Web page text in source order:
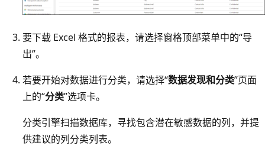
要下载 Excel 格式的报表，请选择窗格顶部菜单中的“导
出”。
若要开始对数据进行分类，请选择“数据发现和分类”页面
上的“分类”选项卡。
分类引擎扫描数据库，寻找包含潜在敏感数据的列，并提
供建议的列分类列表。